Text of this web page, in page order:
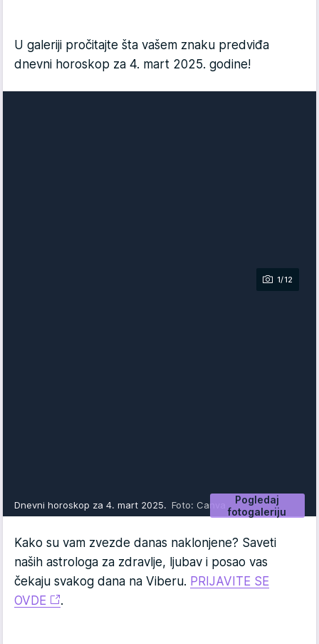
U galeriji pročitajte šta vašem znaku predviđa
dnevni horoskop za 4. mart 2025. godine!
1/12
Pogledaj
fotogaleriju
Dnevni horoskop za 4. mart 2025. Foto: Canva
Kako su vam zvezde danas naklonjene? Saveti
naših astrologa za zdravlje, ljubav i posao vas
čekaju svakog dana na Viberu. PRIJAVITE SE
OVDE
.